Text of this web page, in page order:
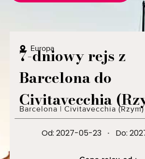
Europa
7-dniowy rejs z
Barcelona do
Civitavecchia
Barcelona | Civitavecchia (Rzym)
Od: 2027-05-23 · Do: